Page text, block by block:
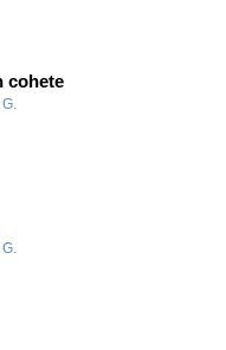
cohete